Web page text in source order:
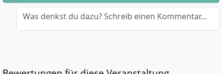
Was denkst du dazu? Schreib einen Kommentar...